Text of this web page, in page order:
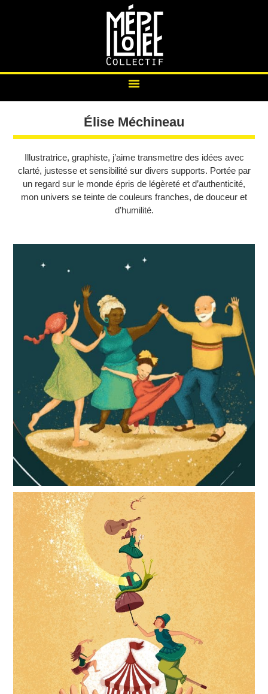
Élise Méchineau
Illustratrice, graphiste, j’aime transmettre des idées avec
clarté, justesse et sensibilité sur divers supports. Portée par
un regard sur le monde épris de légèreté et d’authenticité,
mon univers se teinte de couleurs franches, de douceur et
d’humilité.